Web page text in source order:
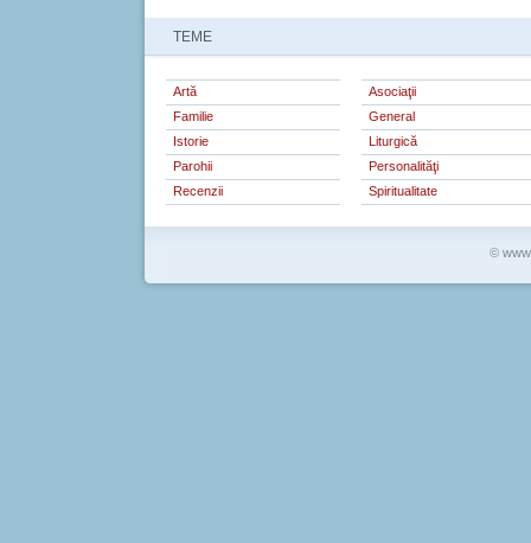
TEME
Artă
Asociaţii
Familie
General
Istorie
Liturgică
Parohii
Personalităţi
Recenzii
Spiritualitate
©